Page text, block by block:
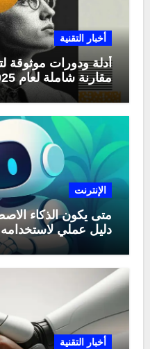
أخبار التقنية
أدلة ودورات موثوقة
مقارنة شاملة لعام 2025
الإنترنت
متى يكون الذكاء
دليل عملي
أخبار التقنية